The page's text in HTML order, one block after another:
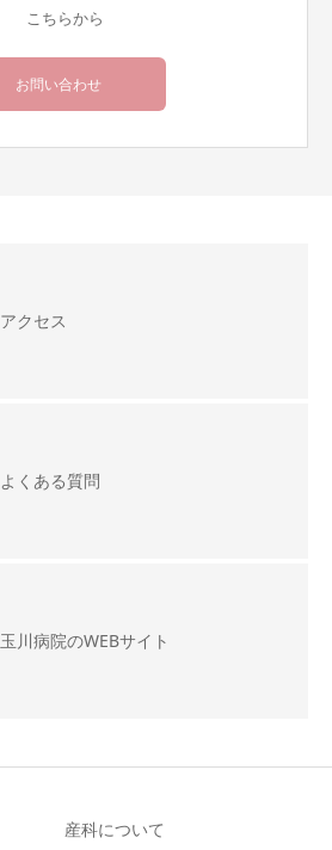
こちらから
お問い合わせ
アクセス
よくある質問
玉川病院のWEBサイト
産科について